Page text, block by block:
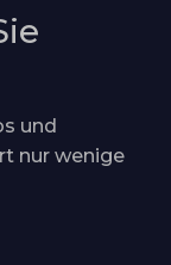
und
nur wenige